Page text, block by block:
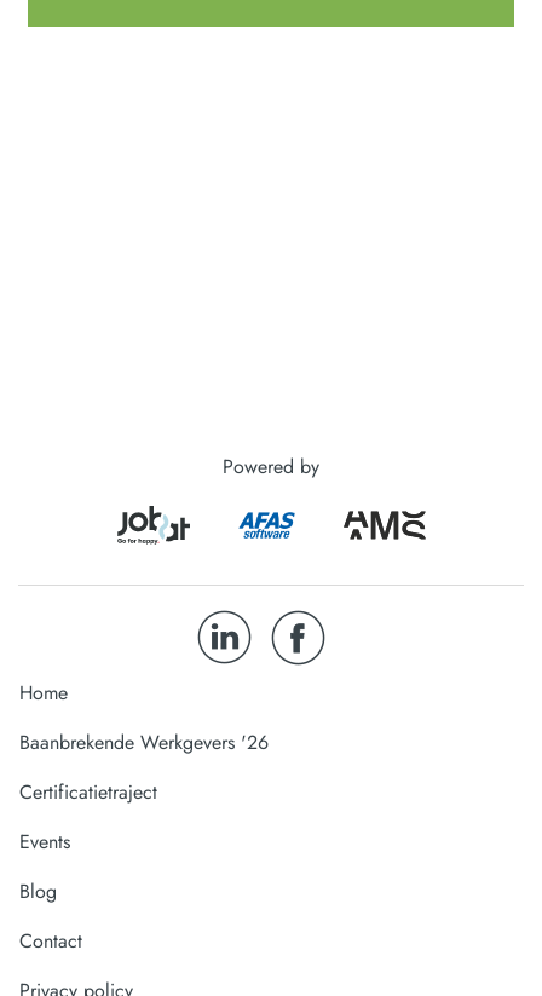
Powered by
Home
Baanbrekende Werkgevers '26
Certificatietraject
Events
Blog
Contact